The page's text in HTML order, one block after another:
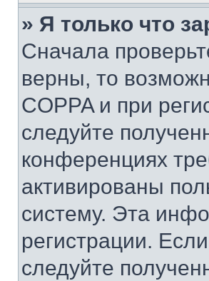
» Я только что
Сначала
верны, то
COPPA и при
следуйте
конференциях
активированы
систему. Эта
регистрации.
следуйте